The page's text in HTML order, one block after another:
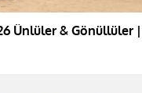
Ünlüler & Gönüllüler |